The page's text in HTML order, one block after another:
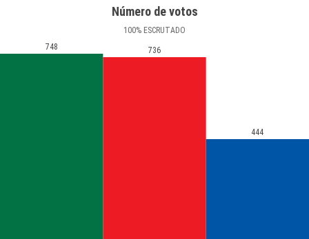
Número de votos
100% ESCRUTADO
748 736
444